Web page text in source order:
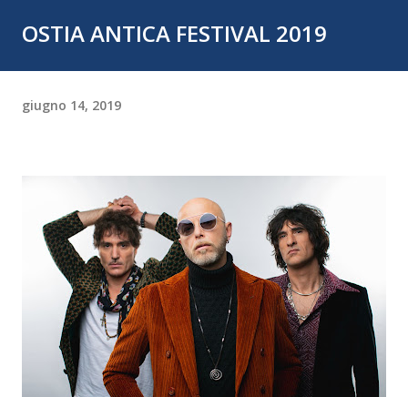
OSTIA ANTICA FESTIVAL 2019
giugno 14, 2019